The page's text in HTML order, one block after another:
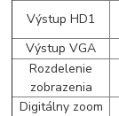
Výstup HD1
Výstup VGA
Rozdelenie
zobrazenia
Digitálny zoom